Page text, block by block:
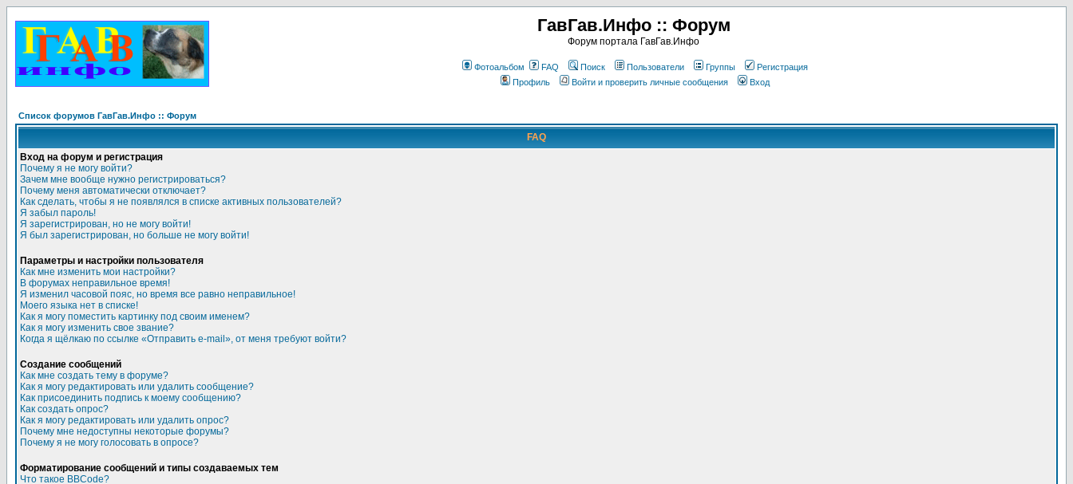
ГавГав.Инфо :: Форум
Форум портала ГавГав.Инфо
Фотоальбом FAQ Поиск Пользователи Группы
Регистрация
Профиль
Войти и проверить личные сообщения Вход
Список форумов ГавГав.Инфо :: Форум
FAQ
Вход на форум и регистрация
Почему я не могу войти?
Зачем мне вообще нужно регистрироваться?
Почему меня автоматически отключает?
Как сделать, чтобы я не появлялся в списке активных пользователей?
Я забыл пароль!
Я зарегистрирован, но не могу войти!
Я был зарегистрирован, но больше не могу войти!
Параметры и настройки пользователя
Как мне изменить мои настройки?
В форумах неправильное время!
Я изменил часовой пояс, но время все равно неправильное!
Моего языка нет в списке!
Как я могу поместить картинку под своим именем?
Как я могу изменить свое звание?
Когда я щёлкаю по ссылке «Отправить e-mail», от меня требуют войти?
Создание сообщений
Как мне создать тему в форуме?
Как я могу редактировать или удалить сообщение?
Как присоединить подпись к моему сообщению?
Как создать опрос?
Как я могу редактировать или удалить опрос?
Почему мне недоступны некоторые форумы?
Почему я не могу голосовать в опросе?
Форматирование сообщений и типы создаваемых тем
Что такое BBCode?